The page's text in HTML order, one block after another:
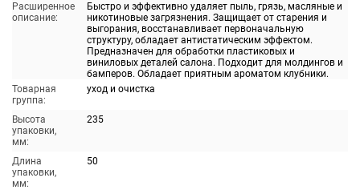
Расширенное
описание:
Быстро и эффективно удаляет пыль, грязь, масляные и
никотиновые загрязнения. Защищает от старения и
выгорания, восстанавливает первоначальную
структуру, обладает антистатическим эффектом.
Предназначен для обработки пластиковых и
виниловых деталей салона. Подходит для молдингов и
бамперов. Обладает приятным ароматом клубники.
Товарная
группа:
уход и очистка
Высота
упаковки,
мм:
235
Длина
упаковки,
мм:
50